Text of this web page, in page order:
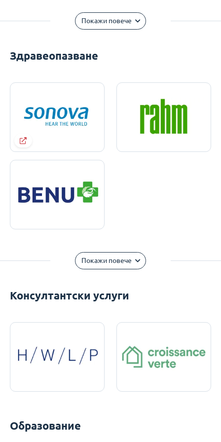
Покажи повече
Здравеопазване
Покажи повече
Консултантски услуги
Образование